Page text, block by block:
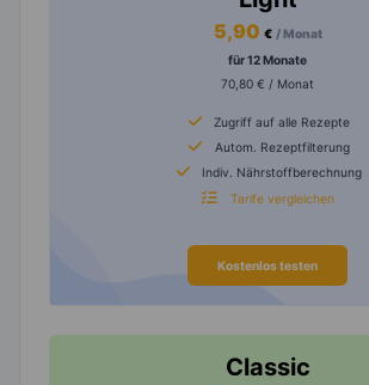
5,90 € / Monat
für 12 Monate
70,80 € / Monat
Zugriff auf alle Rezepte
Autom. Rezeptfilterung
Indiv. Nährstoffberechnung
Tarife vergleichen
Kostenlos testen
Classic